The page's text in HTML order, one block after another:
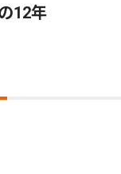
12年